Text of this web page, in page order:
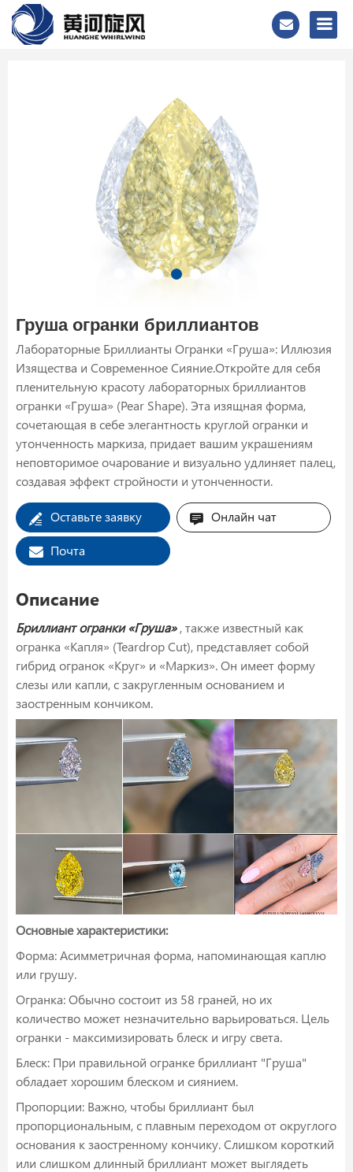
Груша огранки бриллиантов
Лабораторные Бриллианты Огранки «Груша»: Иллюзия
Изящества и Современное Сияние.Откройте для себя
пленительную красоту лабораторных бриллиантов
огранки «Груша» (Pear Shape). Эта изящная форма,
сочетающая в себе элегантность круглой огранки и
утонченность маркиза, придает вашим украшениям
неповторимое очарование и визуально удлиняет палец,
создавая эффект стройности и утонченности.
Оставьте заявку Онлайн чат
Почта
Описание
Бриллиант огранки «Груша», также известный как
огранка «Капля» (Teardrop Cut), представляет собой
гибрид огранок «Круг» и «Маркиз». Он имеет форму
слезы или капли, с закругленным основанием и
заостренным кончиком.
Основные характеристики:
Форма: Асимметричная форма, напоминающая каплю
или грушу.
Огранка: Обычно состоит из 58 граней, но их
количество может незначительно варьироваться. Цель
огранки - максимизировать блеск и игру света.
Блеск: При правильной огранке бриллиант "Груша"
обладает хорошим блеском и сиянием.
Пропорции: Важно, чтобы бриллиант был
пропорциональным, с плавным переходом от округлого
основания к заостренному кончику. Слишком короткий
или слишком длинный бриллиант может выглядеть